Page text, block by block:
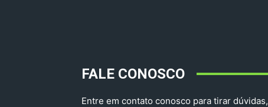
FALE CONOSCO
Entre em contato conosco para tirar dúvidas,